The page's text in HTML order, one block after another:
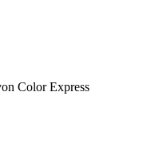
Color Express